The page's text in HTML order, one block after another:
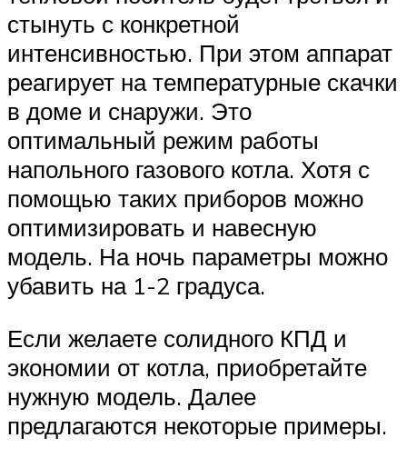
стынуть с конкретной
интенсивностью. При этом аппарат
реагирует на температурные скачки
в доме и снаружи. Это
оптимальный режим работы
напольного газового котла. Хотя с
помощью таких приборов можно
оптимизировать и навесную
модель. На ночь параметры можно
убавить на 1-2 градуса.
Если желаете солидного КПД и
экономии от котла, приобретайте
нужную модель. Далее
предлагаются некоторые примеры.